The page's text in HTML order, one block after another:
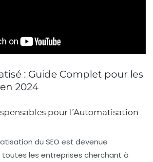
: Guide Complet pour les
2024
pour l’Automatisation
du SEO est devenue
les entreprises cherchant à